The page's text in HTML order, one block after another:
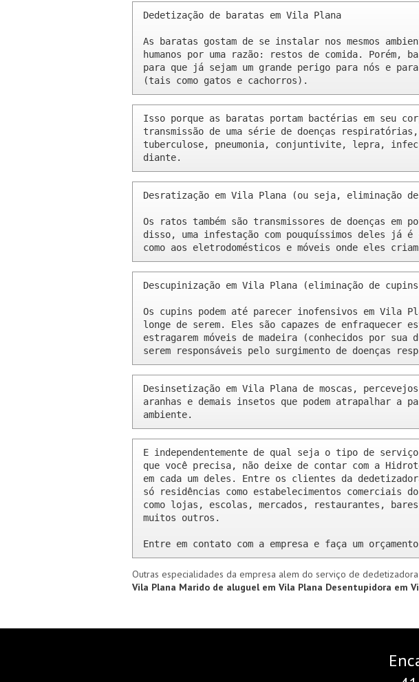
Dedetização de baratas em Vila Plana
As baratas gostam de se instalar nos mesmos
humanos por uma razão: restos de comida. Porém,
para que já sejam um grande perigo para nós e
(tais como gatos e cachorros).
Isso porque as baratas portam bactérias em seu
transmissão de uma série de doenças
tuberculose, pneumonia, conjuntivite, lepra,
diante.
Desratização em Vila Plana (ou seja, eliminação
Os ratos também são transmissores de doenças em
disso, uma infestação com pouquíssimos deles já é
como aos eletrodomésticos e móveis onde eles
Descupinização em Vila Plana (eliminação de
Os cupins podem até parecer inofensivos em Vila
longe de serem. Eles são capazes de enfraquecer
estragarem móveis de madeira (conhecidos por
serem responsáveis pelo surgimento de doenças
Desinsetização em Vila Plana de moscas,
aranhas e demais insetos que podem atrapalhar a
ambiente.
E independentemente de qual seja o tipo de
que você precisa, não deixe de contar com a
em cada um deles. Entre os clientes da
só residências como estabelecimentos comerciais
como lojas, escolas, mercados, restaurantes,
muitos outros.
Entre em contato com a empresa e faça um orçamento
Outras especialidades da empresa alem do serviço de dedetizadora
Vila Plana Marido de aluguel em Vila Plana Desentupidora em